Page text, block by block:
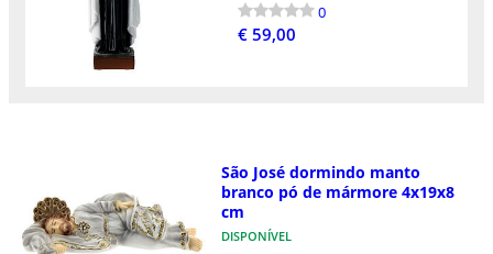
0
€ 59,00
São José dormindo manto
branco pó de mármore 4x19x8
cm
DISPONÍVEL